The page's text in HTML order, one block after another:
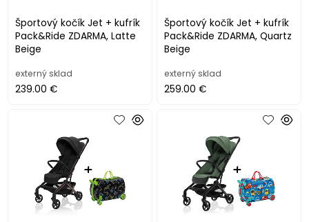
Športový kočík Jet + kufrík
Pack&Ride ZDARMA, Latte
Beige
externý sklad
239.00 €
Športový kočík Jet + kufrík
Pack&Ride ZDARMA, Quartz
Beige
externý sklad
259.00 €